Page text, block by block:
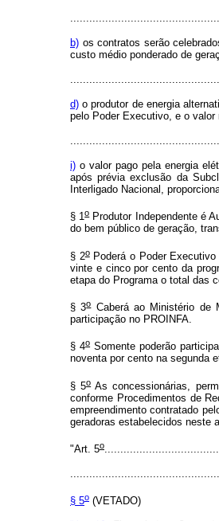
b) os contratos serão
custo médio ponderado de
d) o produtor de energia
pelo Poder Executivo, e o valor
i) o valor pago pela energia
após prévia exclusão da
Interligado Nacional,
§ 1oProdutor Independente é
do bem público de geração,
§ 2oPoderá o Poder Executivo
vinte e cinco por cento da
etapa do Programa o total das
§ 3oCaberá ao Ministério de
participação no PROINFA.
§ 4oSomente poderão
noventa por cento na segunda
§ 5oAs concessionárias,
conforme Procedimentos de
empreendimento contratado
geradoras estabelecidos neste
"Art. 5o
§ 5o (VETADO)